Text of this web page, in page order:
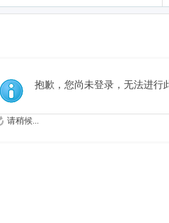
抱歉，您尚未登录，无法进行
请稍候...